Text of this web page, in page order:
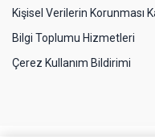
Kişisel Verilerin Korunması
Bilgi Toplumu Hizmetleri
Çerez Kullanım Bildirimi